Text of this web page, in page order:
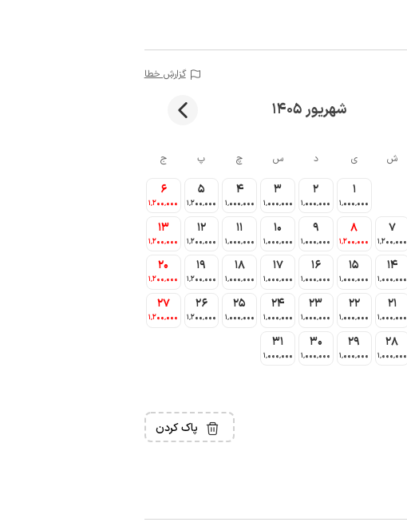
گزارش خطا
شهریور 1405
ش ی د س چ پ ج
1
1٬000٬000
2
1٬000٬000
3
1٬000٬000
4
1٬000٬000
5
1٬200٬000
6
1٬200٬000
7
1٬200٬000
8
1٬200٬000
9
1٬000٬000
10
1٬000٬000
11
1٬000٬000
12
1٬200٬000
13
1٬200٬000
14
1٬000٬000
15
1٬000٬000
16
1٬000٬000
17
1٬000٬000
18
1٬000٬000
19
1٬200٬000
20
1٬200٬000
21
1٬000٬000
22
1٬000٬000
23
1٬000٬000
24
1٬000٬000
25
1٬000٬000
26
1٬200٬000
27
1٬200٬000
28
1٬000٬000
29
1٬000٬000
30
1٬000٬000
31
1٬000٬000
پاک کردن